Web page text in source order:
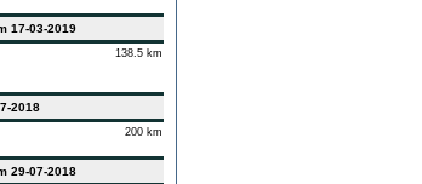
17-03-2019
138.5 km
2018
200 km
29-07-2018